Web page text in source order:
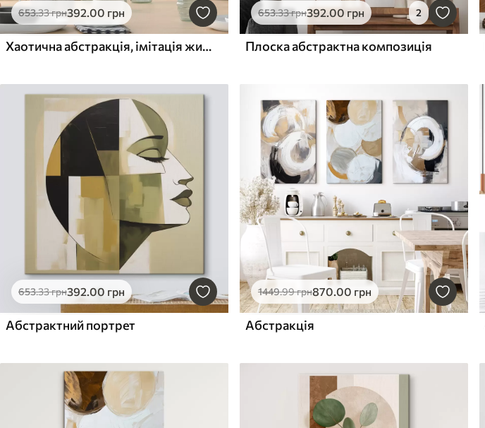
653.33грн392.00 грн
Хаотична абстракція, імітація живопису
653.33грн392.00 грн 2
Плоска абстрактна композиція
653.33грн392.00 грн
Абстрактний портрет
1449.99грн870.00 грн
Абстракція